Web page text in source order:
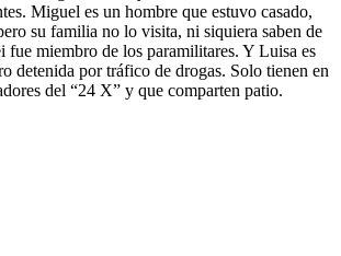
Miguel es un hombre que estuvo casado,
su familia no lo visita, ni siquiera saben de
fue miembro de los paramilitares. Y Luisa es
detenida por tráfico de drogas. Solo tienen en
del “24 X” y que comparten patio.